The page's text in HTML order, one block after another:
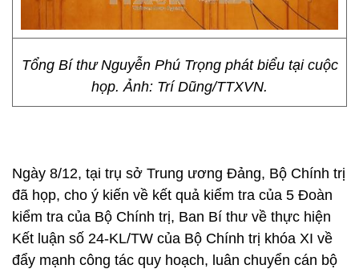
Tổng Bí thư Nguyễn Phú Trọng phát biểu tại cuộc
họp. Ảnh: Trí Dũng/TTXVN.
Ngày 8/12, tại trụ sở Trung ương Đảng, Bộ Chính trị
đã họp, cho ý kiến về kết quả kiểm tra của 5 Đoàn
kiểm tra của Bộ Chính trị, Ban Bí thư về thực hiện
Kết luận số 24-KL/TW của Bộ Chính trị khóa XI về
đẩy mạnh công tác quy hoạch, luân chuyển cán bộ